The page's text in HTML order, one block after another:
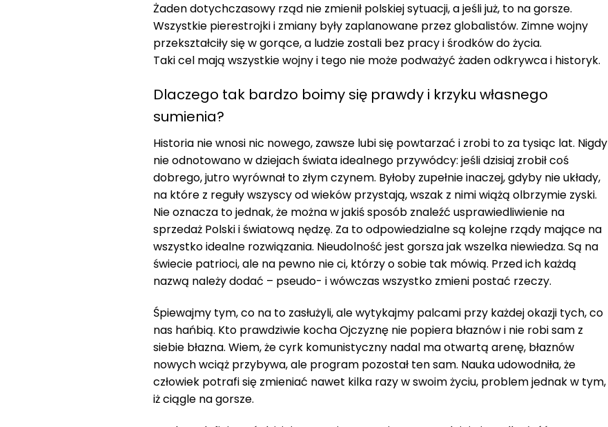
Żaden dotychczasowy rząd nie zmienił polskiej sytuacji, a jeśli już, to na gorsze.
Wszystkie pierestrojki i zmiany były zaplanowane przez globalistów. Zimne wojny
przekształciły się w gorące, a ludzie zostali bez pracy i środków do życia.
Taki cel mają wszystkie wojny i tego nie może podważyć żaden odkrywca i historyk.
Dlaczego tak bardzo boimy się prawdy i krzyku własnego
sumienia?
Historia nie wnosi nic nowego, zawsze lubi się powtarzać i zrobi to za tysiąc lat. Nigdy
nie odnotowano w dziejach świata idealnego przywódcy: jeśli dzisiaj zrobił coś
dobrego, jutro wyrównał to złym czynem. Byłoby zupełnie inaczej, gdyby nie układy,
na które z reguły wszyscy od wieków przystają, wszak z nimi wiążą olbrzymie zyski.
Nie oznacza to jednak, że można w jakiś sposób znaleźć usprawiedliwienie na
sprzedaż Polski i światową nędzę. Za to odpowiedzialne są kolejne rządy mające na
wszystko idealne rozwiązania. Nieudolność jest gorsza jak wszelka niewiedza. Są na
świecie patrioci, ale na pewno nie ci, którzy o sobie tak mówią. Przed ich każdą
nazwą należy dodać – pseudo- i wówczas wszystko zmieni postać rzeczy.
Śpiewajmy tym, co na to zasłużyli, ale wytykajmy palcami przy każdej okazji tych, co
nas hańbią. Kto prawdziwie kocha Ojczyznę nie popiera błaznów i nie robi sam z
siebie błazna. Wiem, że cyrk komunistyczny nadal ma otwartą arenę, błaznów
nowych wciąż przybywa, ale program pozostał ten sam. Nauka udowodniła, że
człowiek potrafi się zmieniać nawet kilka razy w swoim życiu, problem jednak w tym,
iż ciągle na gorsze.